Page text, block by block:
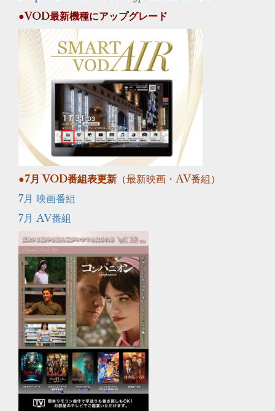
●VOD最新機種にアップグレード
●7月 VOD番組表更新 （最新映画・AV番組）
7月 映画番組
7月 AV番組